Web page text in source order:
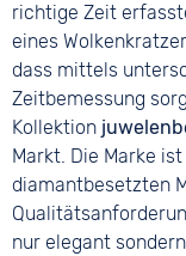
richtige Zeit
eines
dass mittels
Zeitbemessung
Kollektion
Markt. Die Marke
diamantbesetzten
nur elegant